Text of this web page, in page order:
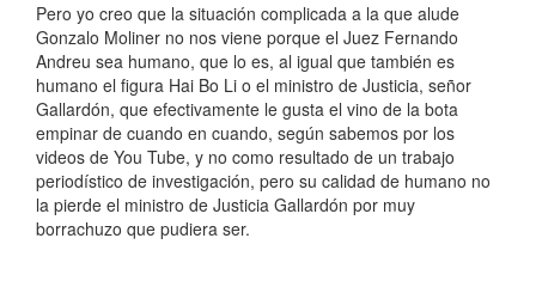
Pero yo creo que la situación complicada a la que alude
Gonzalo Moliner no nos viene porque el Juez Fernando
Andreu sea humano, que lo es, al igual que también es
humano el figura Hai Bo Li o el ministro de Justicia, señor
Gallardón, que efectivamente le gusta el vino de la bota
empinar de cuando en cuando, según sabemos por los
videos de You Tube, y no como resultado de un trabajo
periodístico de investigación, pero su calidad de humano no
la pierde el ministro de Justicia Gallardón por muy
borrachuzo que pudiera ser.